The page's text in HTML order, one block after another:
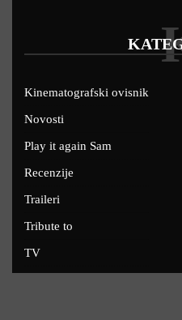
Kinematografski ovisnik
Novosti
Play it again Sam
Recenzije
Traileri
Tribute to
TV